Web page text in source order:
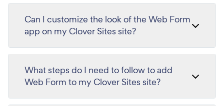
Can I customize the look of the Web Form
app on my Clover Sites site?
What steps do I need to follow to add
Web Form to my Clover Sites site?